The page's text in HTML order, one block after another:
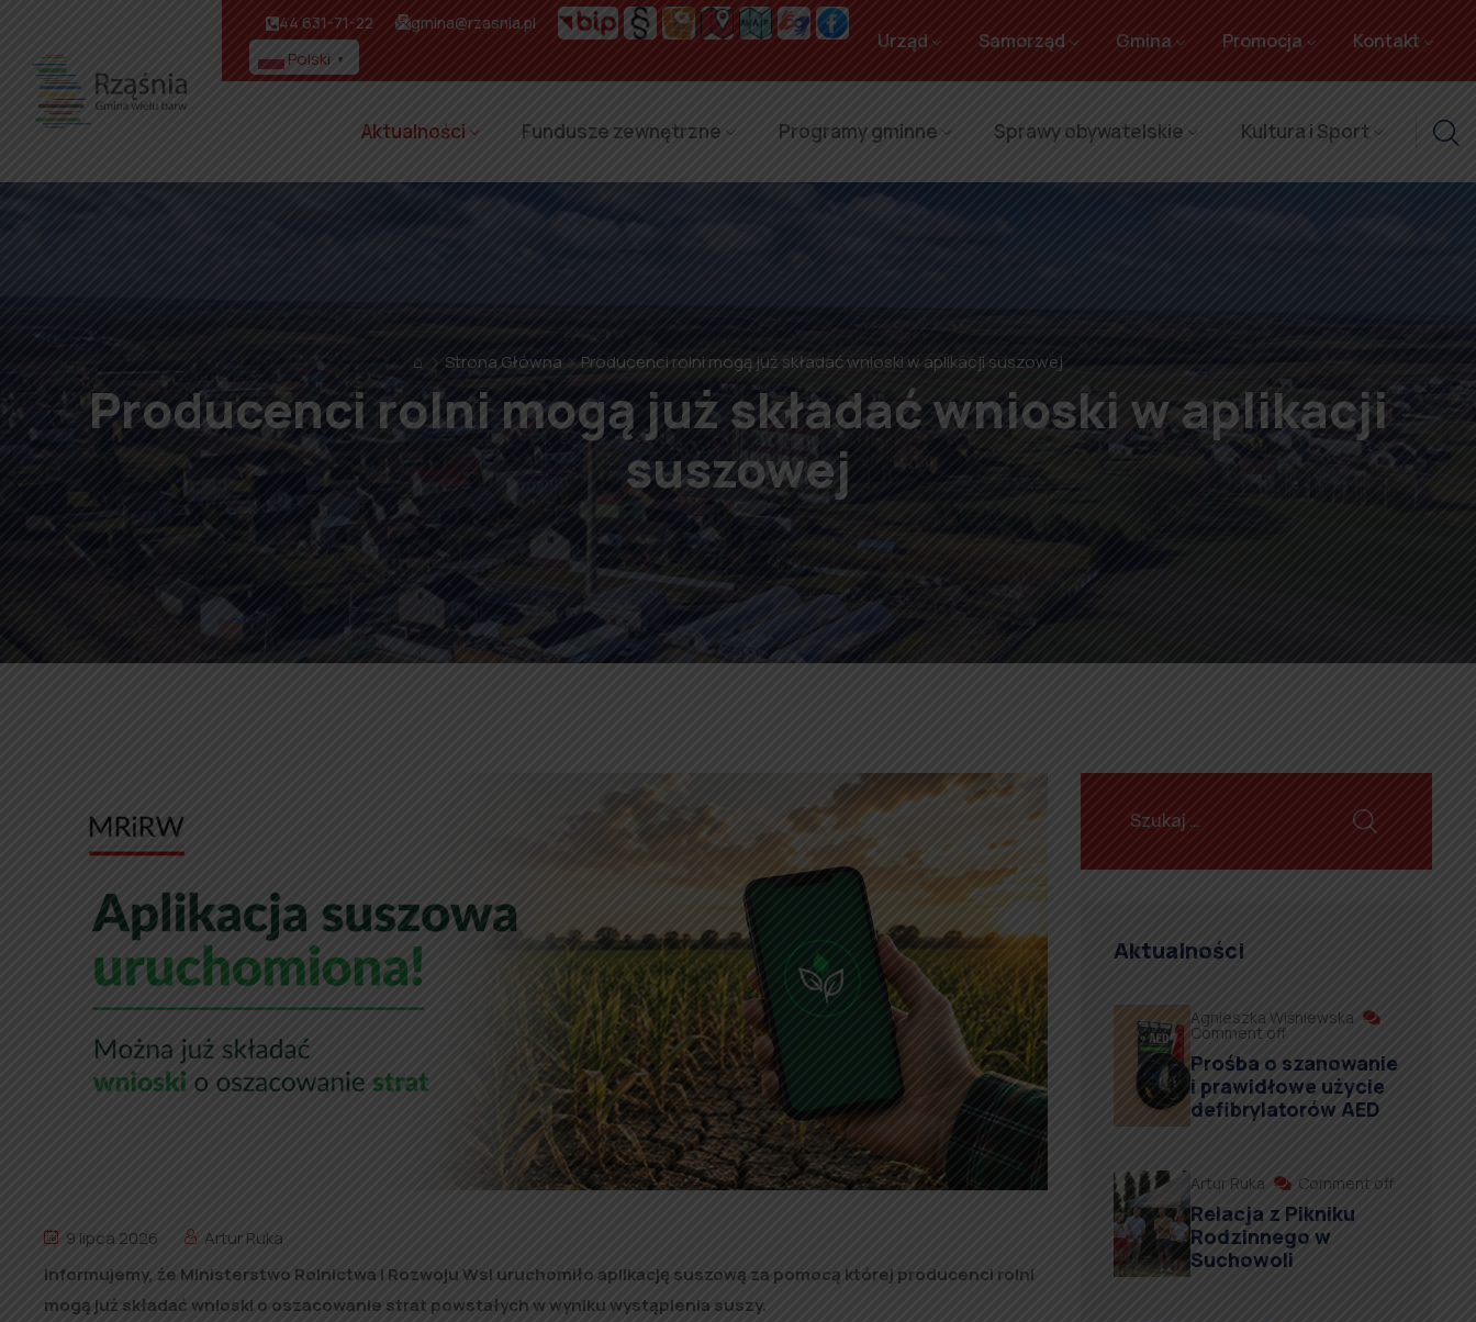
44 631-71-22 gmina@rzasnia.pl
Polski ▼
Urząd Samorząd Gmina Promocja Kontakt
Aktualności Fundusze zewnętrzne Programy gminne Sprawy obywatelskie Kultura i Sport
⌂ Strona Główna Producenci rolni mogą już składać wnioski w aplikacji suszowej
Producenci rolni mogą już składać wnioski w aplikacji
suszowej
9 lipca 2026
Artur Ruka
Informujemy, że Ministerstwo Rolnictwa i Rozwoju Wsi uruchomiło aplikację suszową za pomocą której producenci rolni
mogą już składać wnioski o oszacowanie strat powstałych w wyniku wystąpienia suszy.
Aktualności
Agnieszka Wiśniewska
Comment off
Prośba o szanowanie
i prawidłowe użycie
defibrylatorów AED
Artur Ruka Comment off
Relacja z Pikniku
Rodzinnego w
Suchowoli